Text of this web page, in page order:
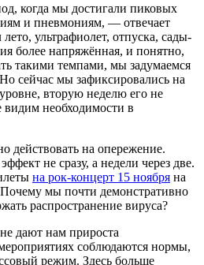
когда мы достигали пиковых
и пневмониям, — отвечает
ультрафиолет, отпуска, сады-
более напряжённая, и понятно,
такими темпами, мы задумаемся
сейчас мы зафиксировались на
вторую неделю его не
необходимости в
действовать на опережение.
не сразу, а недели через две.
на рок-концерт 15 ноября на
мы почти демонстративно
распространение вируса?
дают нам прироста
соблюдаются нормы,
режим. Здесь больше